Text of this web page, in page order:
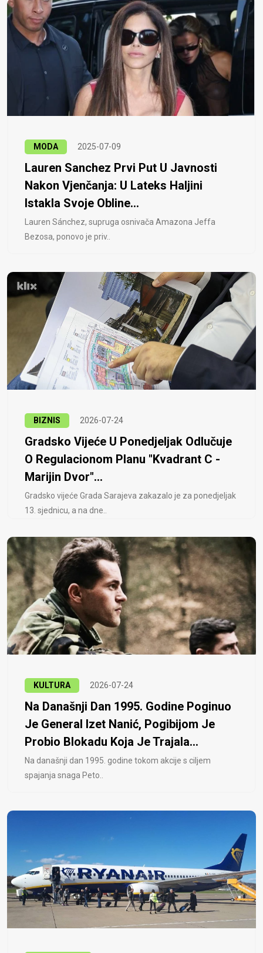
MODA 2025-07-09
Lauren Sanchez Prvi Put U Javnosti
Nakon Vjenčanja: U Lateks Haljini
Istakla Svoje Obline...
Lauren Sánchez, supruga osnivača Amazona Jeffa
Bezosa, ponovo je priv..
BIZNIS 2026-07-24
Gradsko Vijeće U Ponedjeljak Odlučuje
O Regulacionom Planu "Kvadrant C -
Marijin Dvor"...
Gradsko vijeće Grada Sarajeva zakazalo je za ponedjeljak
13. sjednicu, a na dne..
KULTURA 2026-07-24
Na Današnji Dan 1995. Godine Poginuo
Je General Izet Nanić, Pogibijom Je
Probio Blokadu Koja Je Trajala...
Na današnji dan 1995. godine tokom akcije s ciljem
spajanja snaga Peto..